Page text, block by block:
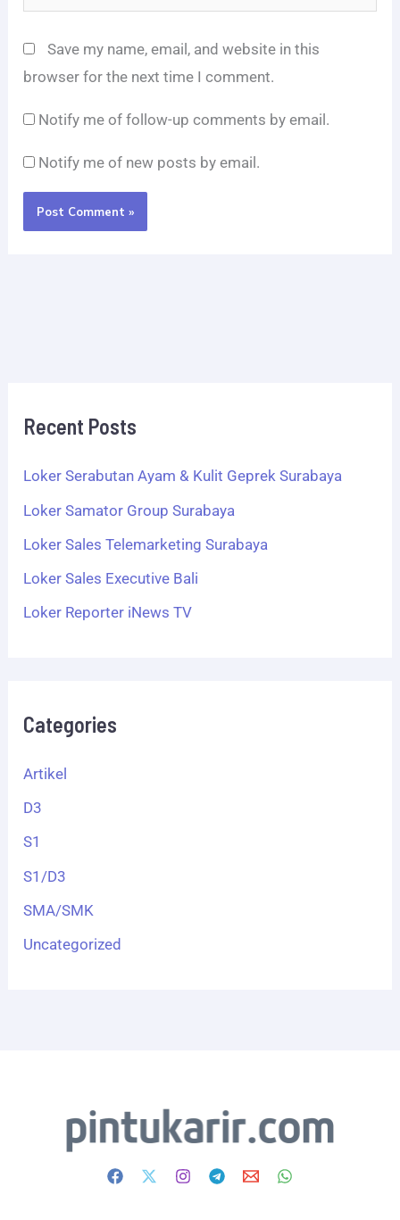
Save my name, email, and website in this
browser for the next time I comment.
Notify me of follow-up comments by email.
Notify me of new posts by email.
Recent Posts
Loker Serabutan Ayam & Kulit Geprek Surabaya
Loker Samator Group Surabaya
Loker Sales Telemarketing Surabaya
Loker Sales Executive Bali
Loker Reporter iNews TV
Categories
Artikel
D3
S1
S1/D3
SMA/SMK
Uncategorized